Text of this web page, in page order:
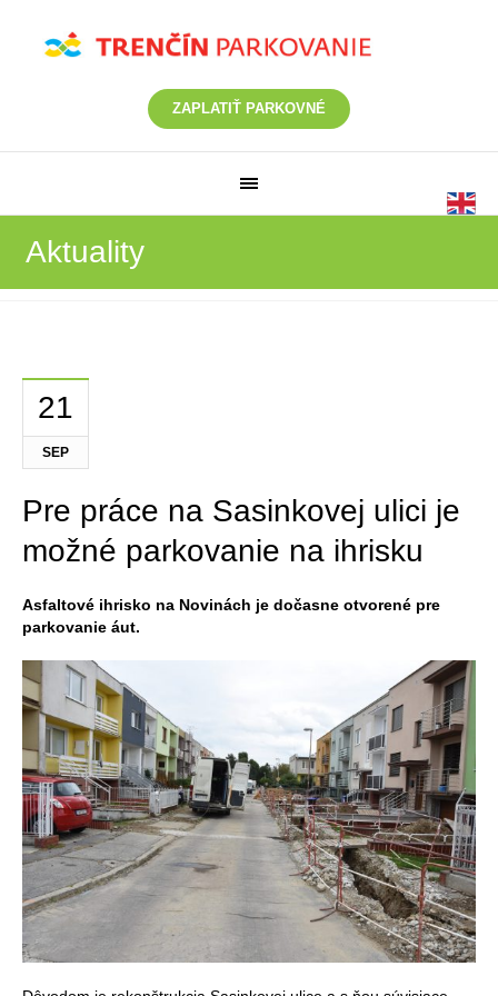
ZAPLATIŤ PARKOVNÉ
Aktuality
21
SEP
Pre práce na Sasinkovej ulici je
možné parkovanie na ihrisku
Asfaltové ihrisko na Novinách je dočasne otvorené pre
parkovanie áut.